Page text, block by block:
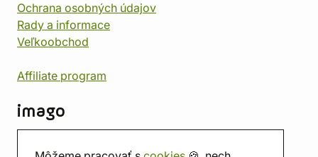
Ochrana osobných údajov
Rady a informace
Veľkoobchod
Affiliate program
imago